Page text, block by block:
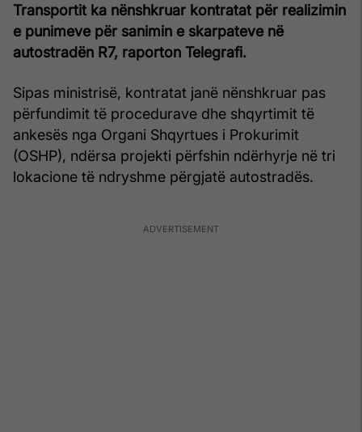
Transportit ka nënshkruar kontratat për realizimin
e punimeve për sanimin e skarpateve në
autostradën R7, raporton Telegrafi.
Sipas ministrisë, kontratat janë nënshkruar pas
përfundimit të procedurave dhe shqyrtimit të
ankesës nga Organi Shqyrtues i Prokurimit
(OSHP), ndërsa projekti përfshin ndërhyrje në tri
lokacione të ndryshme përgjatë autostradës.